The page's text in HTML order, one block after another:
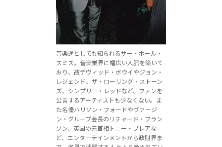
音楽通としても知られるサー・ポール・
スミス。音楽業界に幅広い人脈を築いて
おり、故デヴィッド・ボウイやジョン・
レジェンド、ザ・ローリング・ストーン
ズ、シンプリー・レッドなど、ファンを
公言するアーティストも少なくない。ま
た名優ハリソン・フォードやヴァージ
ン・グループ会長のリチャード・ブラン
ソン、英国の元首相トニー・ブレアな
ど、エンターテインメントから政財界ま